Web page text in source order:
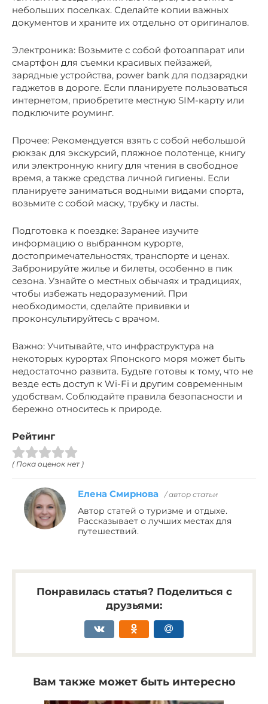
небольших поселках. Сделайте копии важных
документов и храните их отдельно от оригиналов.
Электроника: Возьмите с собой фотоаппарат или
смартфон для съемки красивых пейзажей,
зарядные устройства, power bank для подзарядки
гаджетов в дороге. Если планируете пользоваться
интернетом, приобретите местную SIM-карту или
подключите роуминг.
Прочее: Рекомендуется взять с собой небольшой
рюкзак для экскурсий, пляжное полотенце, книгу
или электронную книгу для чтения в свободное
время, а также средства личной гигиены. Если
планируете заниматься водными видами спорта,
возьмите с собой маску, трубку и ласты.
Подготовка к поездке: Заранее изучите
информацию о выбранном курорте,
достопримечательностях, транспорте и ценах.
Забронируйте жилье и билеты, особенно в пик
сезона. Узнайте о местных обычаях и традициях,
чтобы избежать недоразумений. При
необходимости, сделайте прививки и
проконсультируйтесь с врачом.
Важно: Учитывайте, что инфраструктура на
некоторых курортах Японского моря может быть
недостаточно развита. Будьте готовы к тому, что не
везде есть доступ к Wi-Fi и другим современным
удобствам. Соблюдайте правила безопасности и
бережно относитесь к природе.
Рейтинг
( Пока оценок нет )
Елена Смирнова / автор статьи
Автор статей о туризме и отдыхе.
Рассказывает о лучших местах для
путешествий.
Понравилась статья? Поделиться с
друзьями:
Вам также может быть интересно